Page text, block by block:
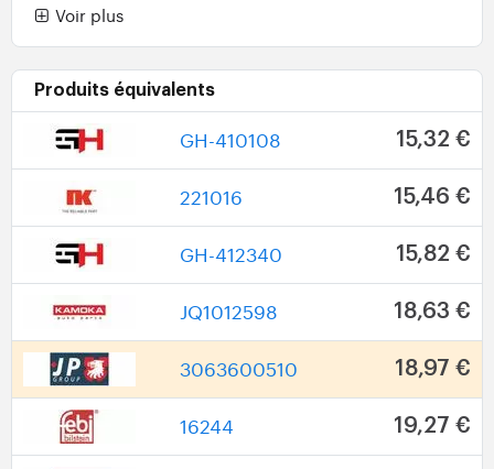
Voir plus
Produits équivalents
GH-410108 15,32 €
221016 15,46 €
GH-412340 15,82 €
JQ1012598 18,63 €
3063600510 18,97 €
16244 19,27 €